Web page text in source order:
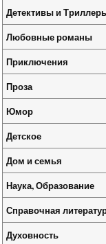
Детективы и
Любовные романы
Приключения
Проза
Юмор
Детское
Дом и семья
Наука, Образование
Справочная
Духовность